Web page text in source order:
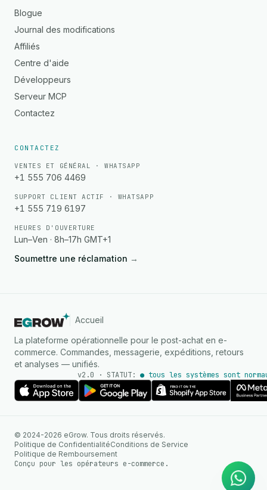
Blogue
Journal des modifications
Affiliés
Centre d'aide
Développeurs
Serveur MCP
Contactez
CONTACTEZ
VENTES ET GÉNÉRAL · WHATSAPP
+1 555 706 4469
SUPPORT CLIENT ACTIF · WHATSAPP
+1 555 719 6197
HEURES D'OUVERTURE
Lun–Ven · 8h–17h GMT+1
Soumettre une réclamation →
Accueil
La plateforme opérationnelle pour le post-achat en e-
commerce. Commandes, messagerie, expéditions, retours
et analyses — unifiés.
v2.0 · STATUT: ● tous les systèmes sont
© 2024-2026 eGrow. Tous droits réservés.
Politique de ConfidentialitéConditions de Service
Politique de Remboursement
Conçu pour les opérateurs e-commerce.
Réponses instantanées sur
WhatsApp